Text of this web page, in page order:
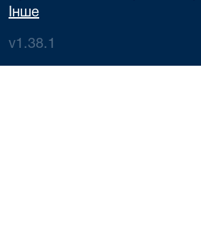
Інше
v1.38.1